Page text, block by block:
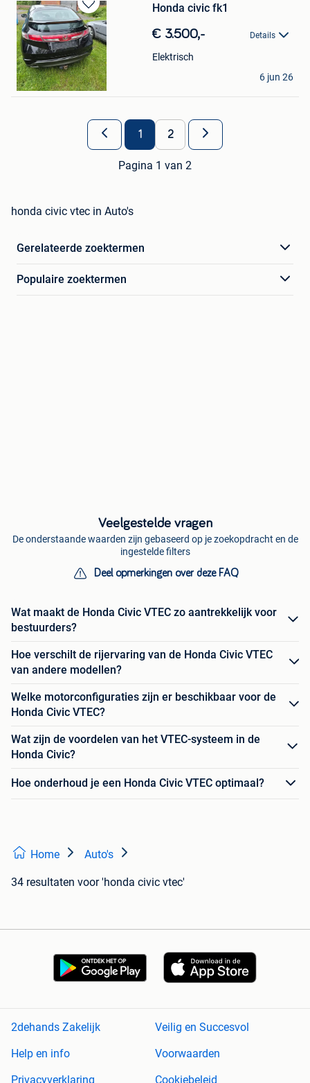
Bewaren
in
Mijn
Favorieten
Honda civic fk1
€ 3.500,- Details
Elektrisch
eddy
Mons
6 jun 26
1 2
Pagina 1 van 2
honda civic vtec in Auto's
Gerelateerde zoektermen
Populaire zoektermen
Veelgestelde vragen
De onderstaande waarden zijn gebaseerd op je zoekopdracht en de
ingestelde filters
Deel opmerkingen over deze FAQ
Wat maakt de Honda Civic VTEC zo aantrekkelijk voor
bestuurders?
Hoe verschilt de rijervaring van de Honda Civic VTEC
van andere modellen?
Welke motorconfiguraties zijn er beschikbaar voor de
Honda Civic VTEC?
Wat zijn de voordelen van het VTEC-systeem in de
Honda Civic?
Hoe onderhoud je een Honda Civic VTEC optimaal?
Home Auto's
34 resultaten voor 'honda civic vtec'
2dehands Zakelijk
Veilig en Succesvol
Help en info
Voorwaarden
Privacyverklaring
Cookiebeleid